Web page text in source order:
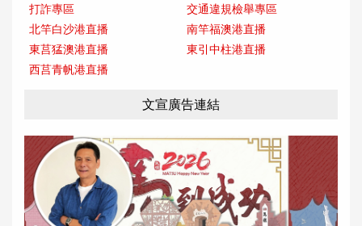
打詐專區
交通違規檢舉專區
北竿白沙港直播
南竿福澳港直播
東莒猛澳港直播
東引中柱港直播
西莒青帆港直播
文宣廣告連結